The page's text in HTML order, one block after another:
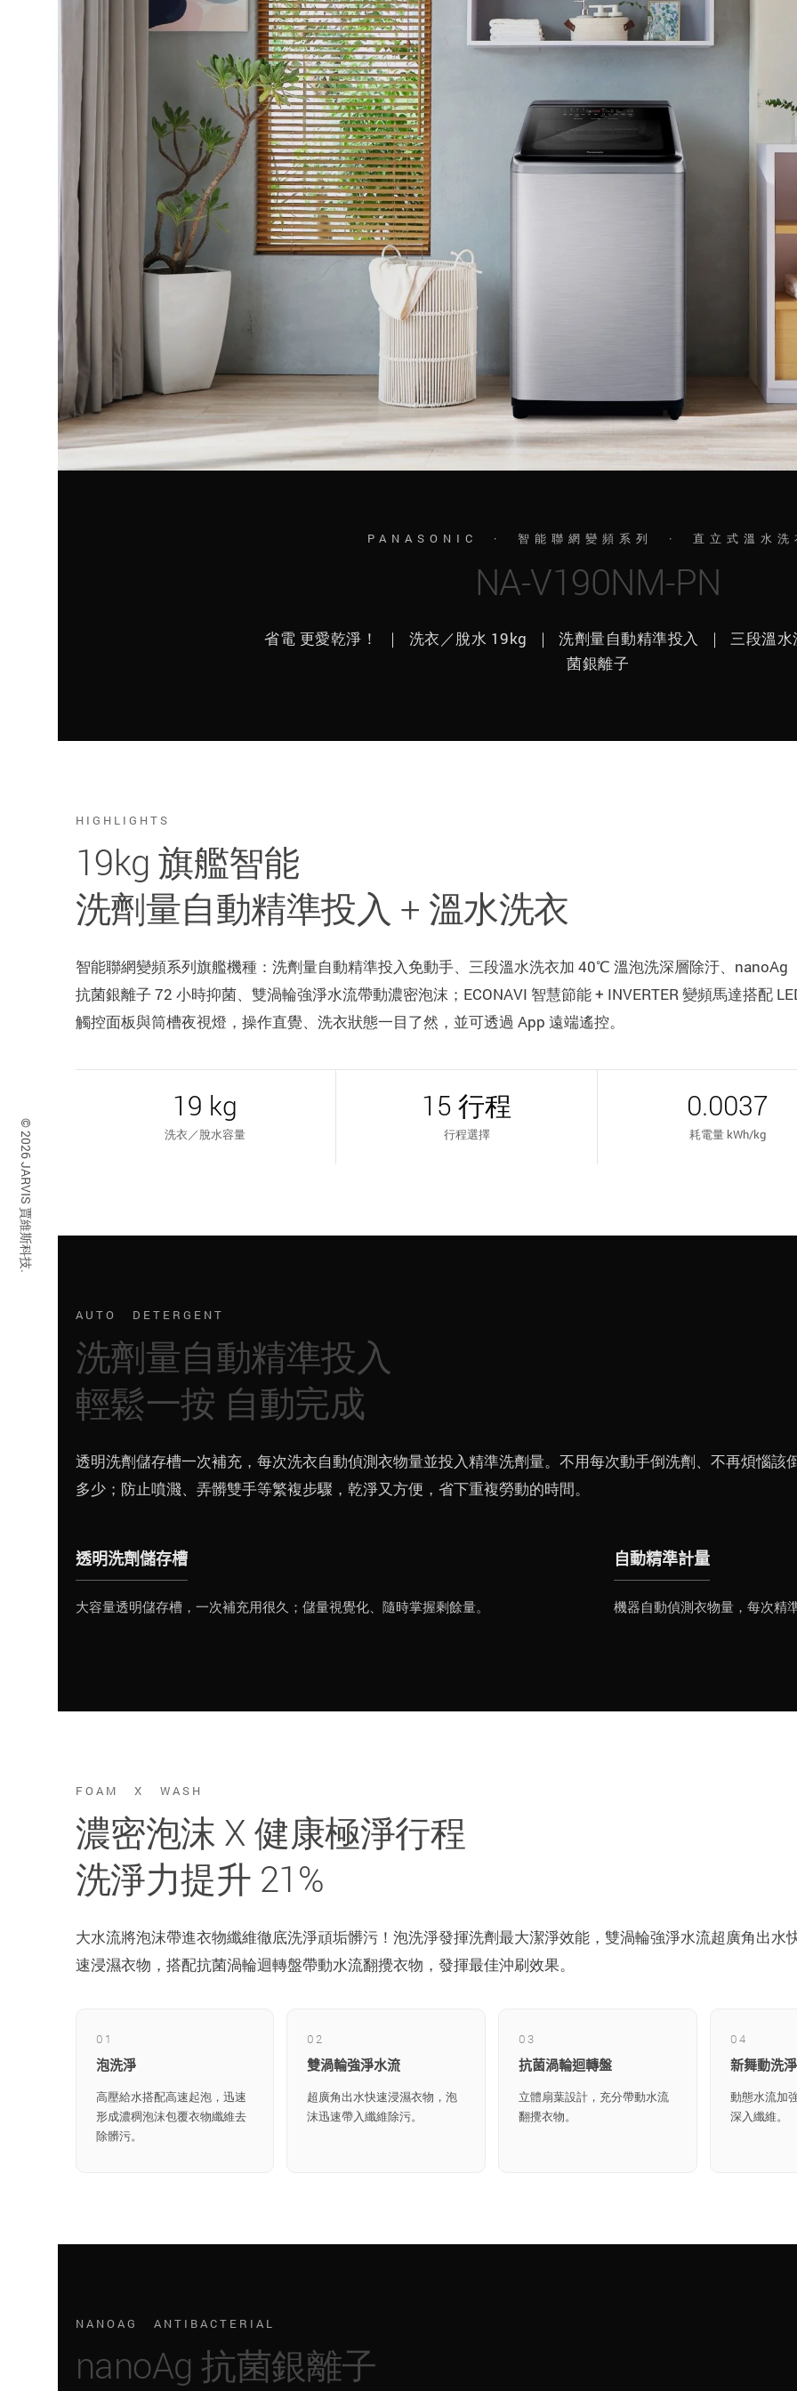
PANASONIC · 智能聯網變頻系列 · 直立式溫水洗
NA-V190NM-PN
省電 更愛乾淨！ ｜ 洗衣／脫水 19kg ｜ 洗劑量自動精準投入 ｜ 三段溫
菌銀離子
HIGHLIGHTS
19kg 旗艦智能
洗劑量自動精準投入 + 溫水洗衣
智能聯網變頻系列旗艦機種：洗劑量自動精準投入免動手、三段溫水洗衣加 40℃ 溫泡洗深層除汙、nanoAg
抗菌銀離子 72 小時抑菌、雙渦輪強淨水流帶動濃密泡沫；ECONAVI 智慧節能 + INVERTER 變頻馬達搭配
觸控面板與筒槽夜視燈，操作直覺、洗衣狀態一目了然，並可透過 App 遠端遙控。
19 kg
洗衣／脫水容量
15 行程
行程選擇
0.0037
耗電量 kWh/kg
AUTO DETERGENT
洗劑量自動精準投入
輕鬆一按 自動完成
透明洗劑儲存槽一次補充，每次洗衣自動偵測衣物量並投入精準洗劑量。不用每次動手倒洗劑、不再煩惱該
多少；防止噴濺、弄髒雙手等繁複步驟，乾淨又方便，省下重複勞動的時間。
透明洗劑儲存槽
大容量透明儲存槽，一次補充用很久；儲量視覺化、隨時掌握剩餘量。
自動精準計量
機器自動偵測衣物量，每次精
FOAM X WASH
濃密泡沫 X 健康極淨行程
洗淨力提升 21%
大水流將泡沫帶進衣物纖維徹底洗淨頑垢髒污！泡洗淨發揮洗劑最大潔淨效能，雙渦輪強淨水流超廣角出水
速浸濕衣物，搭配抗菌渦輪迴轉盤帶動水流翻攪衣物，發揮最佳沖刷效果。
01
泡洗淨
高壓給水搭配高速起泡，迅速
形成濃稠泡沫包覆衣物纖維去
除髒污。
02
雙渦輪強淨水流
超廣角出水快速浸濕衣物，泡
沫迅速帶入纖維除污。
03
抗菌渦輪迴轉盤
立體扇葉設計，充分帶動水流
翻攪衣物。
04
新舞動洗
動態水流加
深入纖維。
NANOAG ANTIBACTERIAL
nanoAg 抗菌銀離子
© 2026 JARVIS 賈維斯科技.